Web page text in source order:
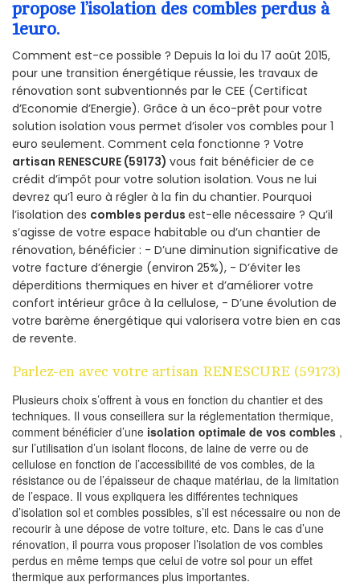
propose l’isolation des combles perdus à
1euro.
Comment est-ce possible ? Depuis la loi du 17 août 2015,
pour une transition énergétique réussie, les travaux de
rénovation sont subventionnés par le CEE (Certificat
d’Economie d’Energie). Grâce à un éco-prêt pour votre
solution isolation vous permet d’isoler vos combles pour 1
euro seulement. Comment cela fonctionne ? Votre
artisan RENESCURE (59173) vous fait bénéficier de ce
crédit d’impôt pour votre solution isolation. Vous ne lui
devrez qu’1 euro à régler à la fin du chantier. Pourquoi
l’isolation des combles perdus est-elle nécessaire ? Qu’il
s’agisse de votre espace habitable ou d’un chantier de
rénovation, bénéficier : - D’une diminution significative de
votre facture d’énergie (environ 25%), - D’éviter les
déperditions thermiques en hiver et d’améliorer votre
confort intérieur grâce à la cellulose, - D’une évolution de
votre barème énergétique qui valorisera votre bien en cas
de revente.
Parlez-en avec votre artisan RENESCURE (59173)
Plusieurs choix s’offrent à vous en fonction du chantier et des
techniques. Il vous conseillera sur la réglementation thermique,
comment bénéficier d’une isolation optimale de vos combles ,
sur l’utilisation d’un isolant flocons, de laine de verre ou de
cellulose en fonction de l’accessibilité de vos combles, de la
résistance ou de l’épaisseur de chaque matériau, de la limitation
de l’espace. Il vous expliquera les différentes techniques
d’isolation sol et combles possibles, s’il est nécessaire ou non de
recourir à une dépose de votre toiture, etc. Dans le cas d’une
rénovation, il pourra vous proposer l’isolation de vos combles
perdus en même temps que celui de votre sol pour un effet
thermique aux performances plus importantes.